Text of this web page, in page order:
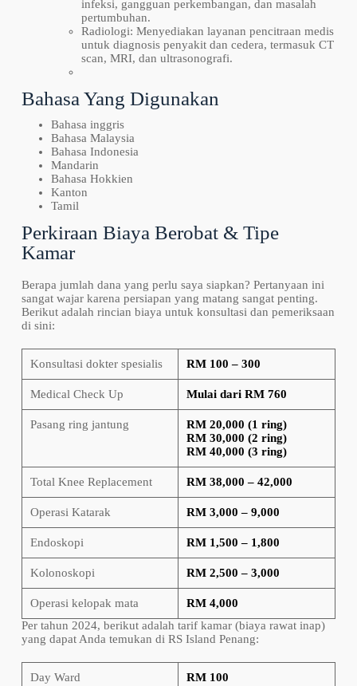
infeksi, gangguan perkembangan, dan masalah
pertumbuhan.
Radiologi: Menyediakan layanan pencitraan medis
untuk diagnosis penyakit dan cedera, termasuk CT
scan, MRI, dan ultrasonografi.
Bahasa Yang Digunakan
Bahasa inggris
Bahasa Malaysia
Bahasa Indonesia
Mandarin
Bahasa Hokkien
Kanton
Tamil
Perkiraan Biaya Berobat & Tipe
Kamar
Berapa jumlah dana yang perlu saya siapkan? Pertanyaan ini
sangat wajar karena persiapan yang matang sangat penting.
Berikut adalah rincian biaya untuk konsultasi dan pemeriksaan
di sini:
Konsultasi dokter spesialis RM 100 – 300
Medical Check Up Mulai dari RM 760
Pasang ring jantung
RM 20,000 (1 ring)
RM 30,000 (2 ring)
RM 40,000 (3 ring)
Total Knee Replacement RM 38,000 – 42,000
Operasi Katarak RM 3,000 – 9,000
Endoskopi RM 1,500 – 1,800
Kolonoskopi RM 2,500 – 3,000
Operasi kelopak mata
RM 4,000
Per tahun 2024, berikut adalah tarif kamar (biaya rawat inap)
yang dapat Anda temukan di RS Island Penang:
Day Ward RM 100